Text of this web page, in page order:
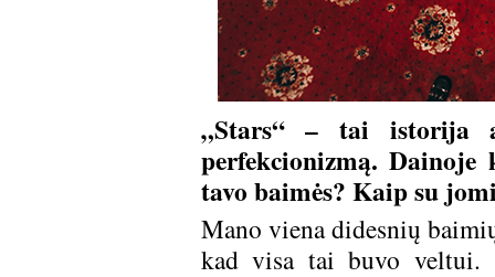
„Stars“ – tai istorija
perfekcionizmą. Dainoje
tavo baimės? Kaip su
Mano viena didesnių
kad visa tai buvo